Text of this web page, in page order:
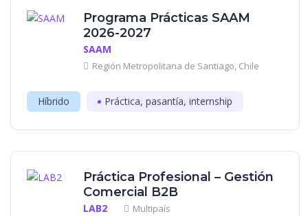
Programa Prácticas SAAM
2026-2027
SAAM
Región Metropolitana de Santiago, Chile
Híbrido Práctica, pasantía, internship
Práctica Profesional – Gestión
Comercial B2B
LAB2 Multipaís